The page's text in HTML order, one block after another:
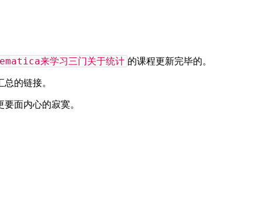
来学习三门关于统计 的课程更新完毕的。
的链接。
面内心的寂寞。